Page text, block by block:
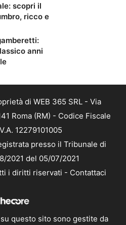
scopri il
ricco e
anni
di WEB 365 SRL - Via
Roma (RM) - Codice Fiscale
12279101005
presso il Tribunale di
2021 del 05/07/2021
i diritti riservati - Contattaci
questo sito sono gestite da